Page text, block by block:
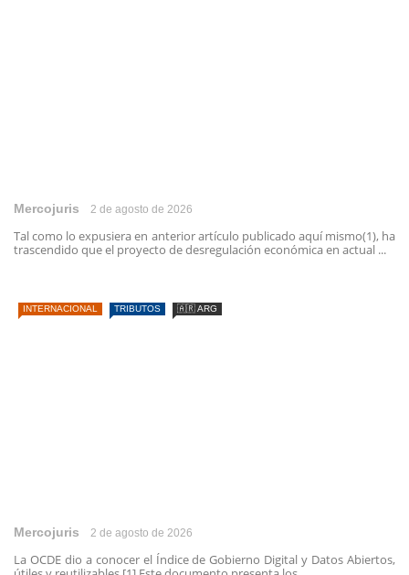
Mercojuris 2 de agosto de 2026
Tal como lo expusiera en anterior artículo publicado aquí mismo(1), ha
trascendido que el proyecto de desregulación económica en actual ...
INTERNACIONAL TRIBUTOS 🇦🇷 ARG
Mercojuris 2 de agosto de 2026
La OCDE dio a conocer el Índice de Gobierno Digital y Datos Abiertos,